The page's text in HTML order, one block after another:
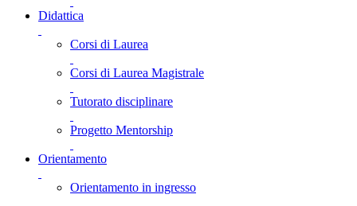
Didattica
Corsi di Laurea
Corsi di Laurea Magistrale
Tutorato disciplinare
Progetto Mentorship
Orientamento
Orientamento in ingresso